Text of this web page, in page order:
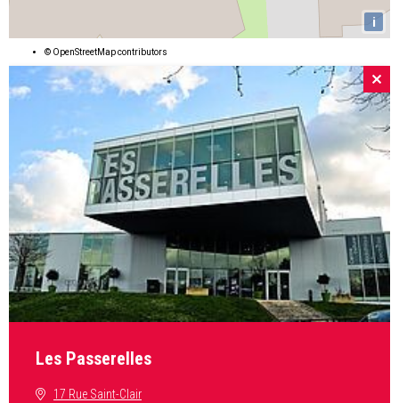
i
© OpenStreetMapcontributors
Les Passerelles
17 Rue Saint-Clair